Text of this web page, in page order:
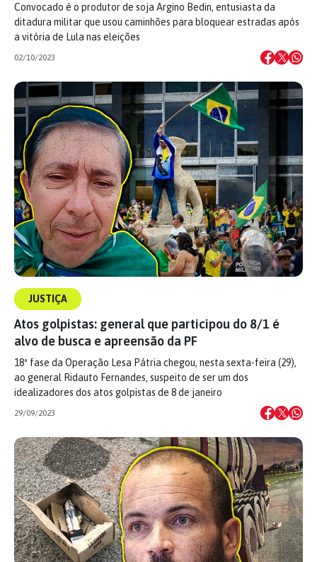
Convocado é o produtor de soja Argino Bedin, entusiasta da
ditadura militar que usou caminhões para bloquear estradas após
a vitória de Lula nas eleições
02/10/2023
JUSTIÇA
Atos golpistas: general que participou do 8/1 é
alvo de busca e apreensão da PF
18ª fase da Operação Lesa Pátria chegou, nesta sexta-feira (29),
ao general Ridauto Fernandes, suspeito de ser um dos
idealizadores dos atos golpistas de 8 de janeiro
29/09/2023